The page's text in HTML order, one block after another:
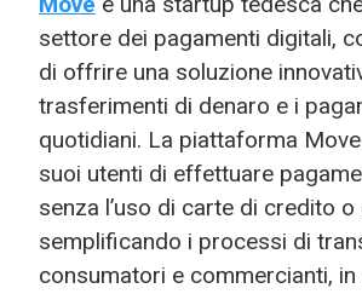
settore dei pagamenti digitali,
di offrire una soluzione
trasferimenti di denaro e i
quotidiani. La piattaforma
suoi utenti di effettuare
senza l’uso di carte di credito o
semplificando i processi di
consumatori e commercianti,